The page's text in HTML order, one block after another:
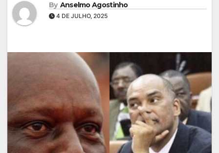
By Anselmo Agostinho
4 DE JULHO, 2025